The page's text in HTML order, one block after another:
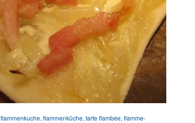
flammenkuche, flammenküche, tarte flambée, flamme-